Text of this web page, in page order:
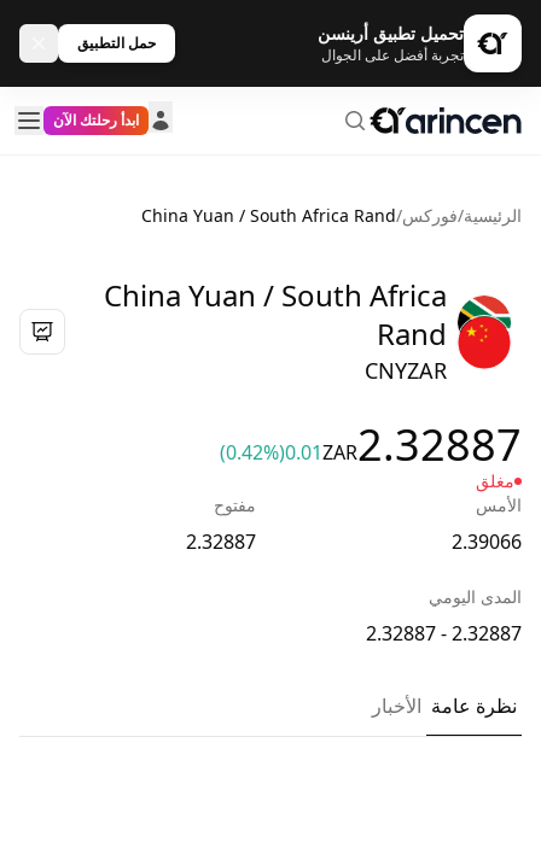
تحميل تطبيق أرينسن
تجربة أفضل على الجوال
حمل التطبيق
ابدأ رحلتك الآن
الرئيسية/فوركس/
China Yuan / South Africa Rand
China Yuan / South Africa
Rand
CNYZAR
2.32887
ZAR
0.01
(0.42%)
مغلق
الأمس
2.39066
مفتوح
2.32887
المدى اليومي
2.32887 - 2.32887
نظرة عامة الأخبار